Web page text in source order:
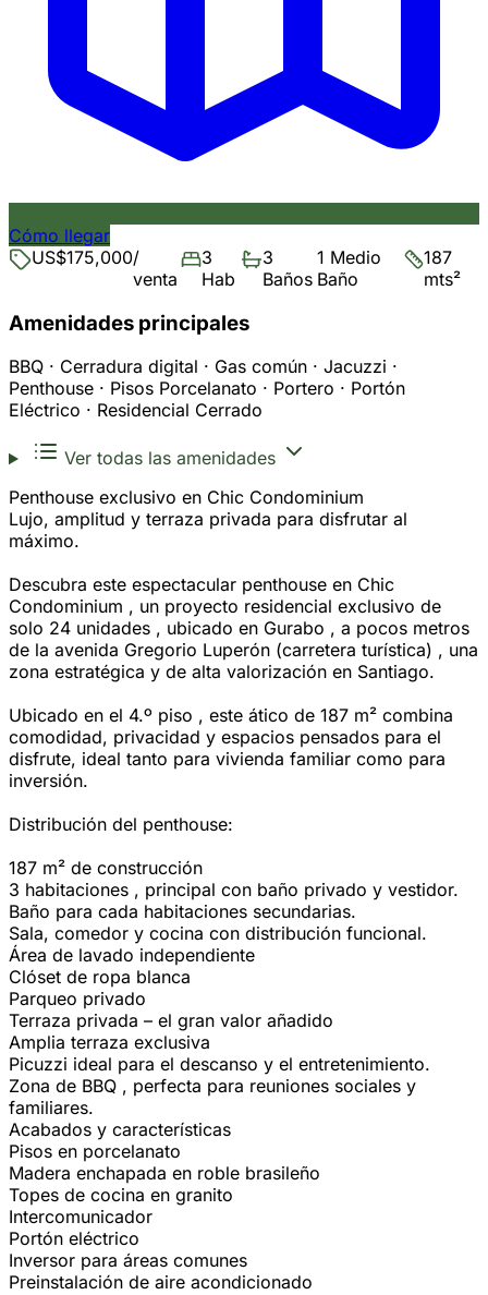
Cómo llegar
US$175,000/
venta
3
Hab
3
Baños
1 Medio
Baño
187
mts²
Amenidades principales
BBQ · Cerradura digital · Gas común · Jacuzzi ·
Penthouse · Pisos Porcelanato · Portero · Portón
Eléctrico · Residencial Cerrado
Ver todas las amenidades
Penthouse exclusivo en Chic Condominium
Lujo, amplitud y terraza privada para disfrutar al
máximo.
Descubra este espectacular penthouse en Chic
Condominium , un proyecto residencial exclusivo de
solo 24 unidades , ubicado en Gurabo , a pocos metros
de la avenida Gregorio Luperón (carretera turística) , una
zona estratégica y de alta valorización en Santiago.
Ubicado en el 4.º piso , este ático de 187 m² combina
comodidad, privacidad y espacios pensados ​​para el
disfrute, ideal tanto para vivienda familiar como para
inversión.
Distribución del penthouse:
187 m² de construcción
3 habitaciones , principal con baño privado y vestidor.
Baño para cada habitaciones secundarias.
Sala, comedor y cocina con distribución funcional.
Área de lavado independiente
Clóset de ropa blanca
Parqueo privado
Terraza privada – el gran valor añadido
Amplia terraza exclusiva
Picuzzi ideal para el descanso y el entretenimiento.
Zona de BBQ , perfecta para reuniones sociales y
familiares.
Acabados y características
Pisos en porcelanato
Madera enchapada en roble brasileño
Topes de cocina en granito
Intercomunicador
Portón eléctrico
Inversor para áreas comunes
Preinstalación de aire acondicionado